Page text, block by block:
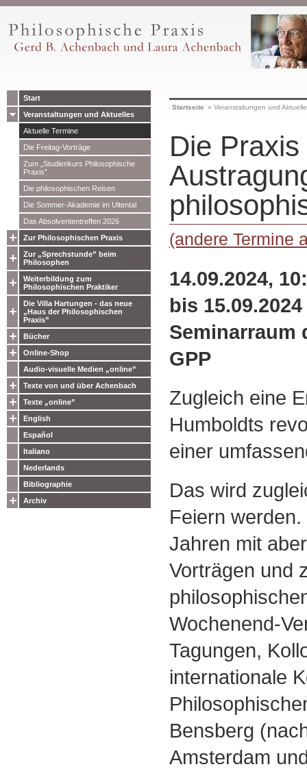
Start
Veranstaltungen und Aktuelles
Aktuelle Termine
Die Freitag-Vorträge
Zum „Studienkurs Philosophische
Praxis”
Die philosophischen Reisen
Die Sommer-Akademie im Ultental
Das Absolvententreffen 2026
Zur Philosophischen Praxis
Zur „Sprechstunde” beim
Philosophen
Weiterbildung zum
Philosophischen Praktiker
Die Villa Hartungen - das neue
„Haus der Philosophischen
Praxis”
Bücher
Online-Shop
Audio-visuelle Medien „online”
Texte von und über Achenbach
Texte „online”
English
Español
Italiano
Nederlands
Bibliographie
Archiv
Startseite » Veranstaltungen und
Die Praxis
(andere Termine
14.09.2024,
bis 15.09.2024
Seminarraum
GPP
Zugleich eine
Humboldts
einer
Das wird
Feiern
Jahren mit
Vorträgen und
Wochenend-
Tagungen,
internationale
Bensberg
Amsterdam